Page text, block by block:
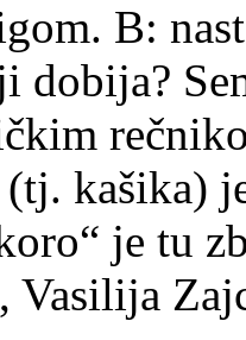
B:
dobija?
kašika)
je tu
Vasilija